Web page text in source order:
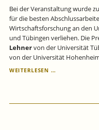
Bei der Veranstaltung wurde
für die besten
Wirtschaftsforschung an den
und Tübingen verliehen. Die
Lehnervon der Universität
von der Universität
WEITERLESEN …
WAS